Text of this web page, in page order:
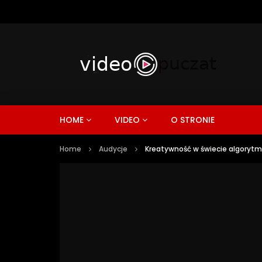
HOME VIDEO O STRONIE
Home Audycje Kreatywność w świecie